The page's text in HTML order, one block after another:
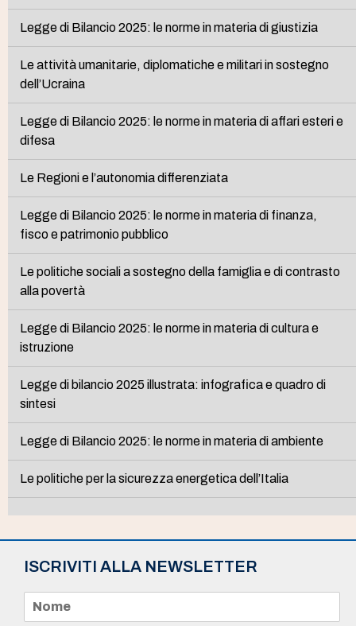
Legge di Bilancio 2025: le norme in materia di giustizia
Le attività umanitarie, diplomatiche e militari in sostegno
dell’Ucraina
Legge di Bilancio 2025: le norme in materia di affari esteri e
difesa
Le Regioni e l’autonomia differenziata
Legge di Bilancio 2025: le norme in materia di finanza,
fisco e patrimonio pubblico
Le politiche sociali a sostegno della famiglia e di contrasto
alla povertà
Legge di Bilancio 2025: le norme in materia di cultura e
istruzione
Legge di bilancio 2025 illustrata: infografica e quadro di
sintesi
Legge di Bilancio 2025: le norme in materia di ambiente
Le politiche per la sicurezza energetica dell’Italia
ISCRIVITI ALLA NEWSLETTER
m